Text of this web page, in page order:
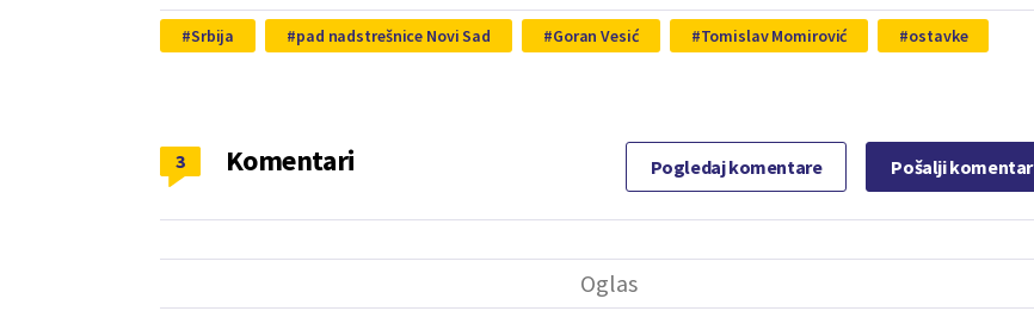
Srbija pad nadstrešnice Novi Sad Goran Vesić Tomislav Momirović ostavke
Komentari
3 Pogledaj komentare Pošalji komentar